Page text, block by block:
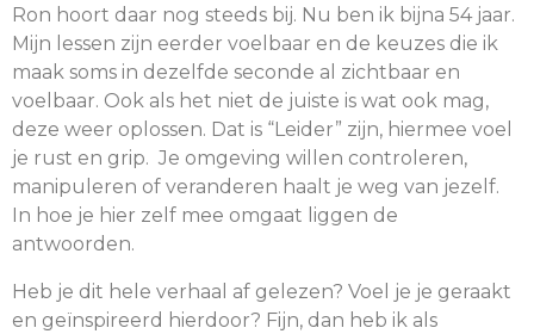
Ron hoort daar nog steeds bij. Nu ben ik bijna 54 jaar.
Mijn lessen zijn eerder voelbaar en de keuzes die ik
maak soms in dezelfde seconde al zichtbaar en
voelbaar. Ook als het niet de juiste is wat ook mag,
deze weer oplossen. Dat is “Leider” zijn, hiermee voel
je rust en grip. Je omgeving willen controleren,
manipuleren of veranderen haalt je weg van jezelf.
In hoe je hier zelf mee omgaat liggen de
antwoorden.
Heb je dit hele verhaal af gelezen? Voel je je geraakt
en geïnspireerd hierdoor? Fijn, dan heb ik als